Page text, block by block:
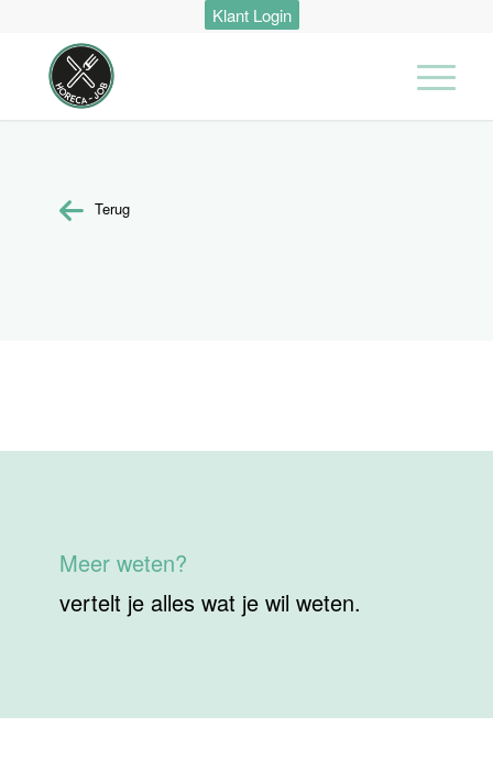
Klant Login
Terug
Meer weten?
vertelt je alles wat je wil weten.